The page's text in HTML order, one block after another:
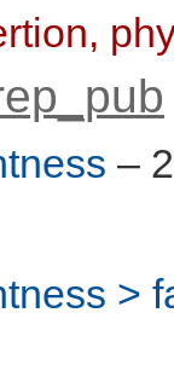
–
>